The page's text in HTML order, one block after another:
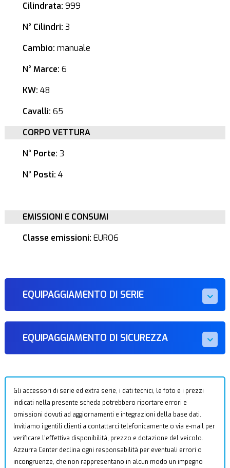
Cilindrata: 999
N° Cilindri: 3
Cambio: manuale
N° Marce: 6
KW: 48
Cavalli: 65
CORPO VETTURA
N° Porte: 3
N° Posti: 4
EMISSIONI E CONSUMI
Classe emissioni: EURO6
EQUIPAGGIAMENTO DI SERIE
EQUIPAGGIAMENTO DI SICUREZZA
Gli accessori di serie ed extra serie, i dati tecnici, le foto e i prezzi
indicati nella presente scheda potrebbero riportare errori e
omissioni dovuti ad aggiornamenti e integrazioni della base dati.
Invitiamo i gentili clienti a contattarci telefonicamente o via e-mail per
verificare l’effettiva disponibilità, prezzo e dotazione del veicolo.
Azzurra Center declina ogni responsabilità per eventuali errori o
incongruenze, che non rappresentano in alcun modo un impegno